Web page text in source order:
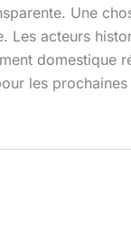
Une
Les acteurs
domestique
les